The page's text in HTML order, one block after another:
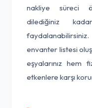
nakliye süreci
dilediğiniz
envanter listesi
eşyalarınız hem
etkenlere karşı